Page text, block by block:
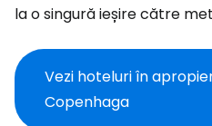
la o singură ieșire către
Vezi hoteluri în
Copenhaga